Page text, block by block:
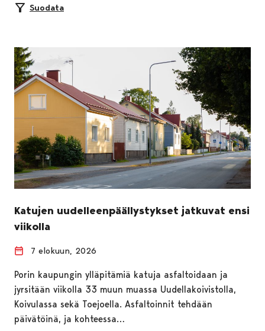
Suodata
Katujen uudelleenpäällystykset jatkuvat ensi
viikolla
7 elokuun, 2026
Porin kaupungin ylläpitämiä katuja asfaltoidaan ja
jyrsitään viikolla 33 muun muassa Uudellakoivistolla,
Koivulassa sekä Toejoella. Asfaltoinnit tehdään
päivätöinä, ja kohteessa…